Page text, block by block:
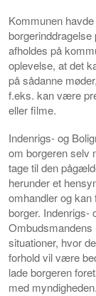
Kommunen
afholdes på
oplevelse, at det
på sådanne
f.eks. kan være
eller filme.
Indenrigs- og
om borgeren selv
tage til den
herunder et
omhandler og
borger. Indenrigs-
situationer, hvor
forhold vil være
lade borgeren
med myndigheden.